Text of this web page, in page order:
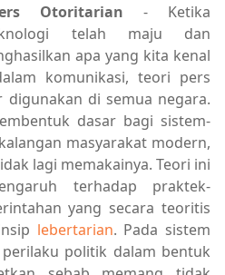
Otoritarian - Ketika
telah maju dan
apa yang kita kenal
komunikasi, teori pers
di semua negara.
dasar bagi sistem-
masyarakat modern,
lagi memakainya. Teori ini
terhadap praktek-
yang secara teoritis
lebertarian. Pada sistem
politik dalam bentuk